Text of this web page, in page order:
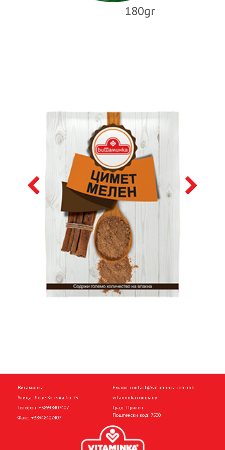
180gr
Витаминка
Улица: Леце Котески бр. 23
Телефон: +38948407407
Факс: +38948407407
Емаил: contact@vitaminka.com.mk
vitaminka.company
Град: Прилеп
Поштенски код: 7500